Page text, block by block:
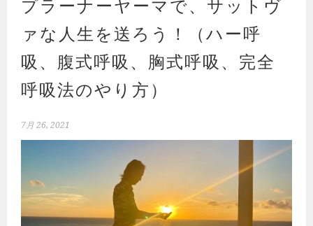
ァな人生を送ろう！（ハー呼
吸、腹式呼吸、胸式呼吸、完全
呼吸法のやり方）
7月 26, 2021